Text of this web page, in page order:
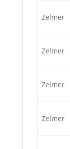
Zelmer
Zelmer
Zelmer
Zelmer